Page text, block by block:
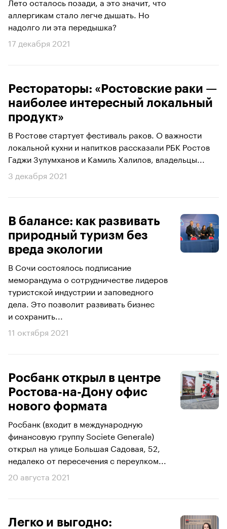
аллергикам стало легче дышать. Но
надолго ли эта передышка?
17 декабря 2021
Рестораторы: «Ростовские раки —
наиболее интересный локальный
продукт»
В Ростове стартует фестиваль раков. О важности
локальной кухни и напитков рассказали РБК Ростов
Гаджи Зулумханов и Камиль Халилов, владельцы...
3 декабря 2021
В балансе: как развивать
природный туризм без
вреда экологии
В Сочи состоялось подписание
меморандума о сотрудничестве лидеров
туристской индустрии и заповедного
дела. Это позволит развивать бизнес
и сохранить...
11 октября 2021
Росбанк открыл в центре
Ростова-на-Дону офис
нового формата
Росбанк (входит в международную
финансовую группу Societe Generale)
открыл на улице Большая Садовая, 52,
недалеко от пересечения с переулком...
20 августа 2021
Легко и выгодно: